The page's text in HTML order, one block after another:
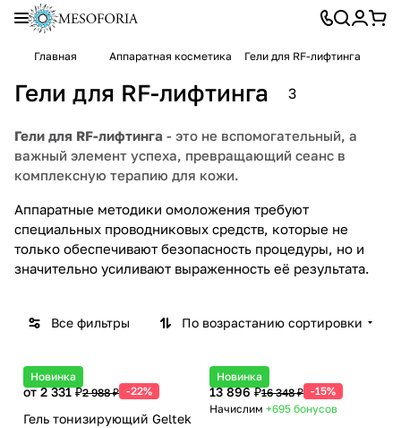
Главная Аппаратная косметика Гели для RF-лифтинга
Гели для RF-лифтинга 3
Гели для RF-лифтинга - это не вспомогательный, а
важный элемент успеха, превращающий сеанс в
комплексную терапию для кожи.
Аппаратные методики омоложения требуют
специальных проводниковых средств, которые не
только обеспечивают безопасность процедуры, но и
значительно усиливают выраженность её результата.
Все фильтры По возрастанию сортировки
Новинка
от 2 331 ₽2 988 ₽ -22%
Гель тонизирующий Geltek
Новинка
13 896 ₽16 348 ₽ -15%
Начислим +695 бонусов